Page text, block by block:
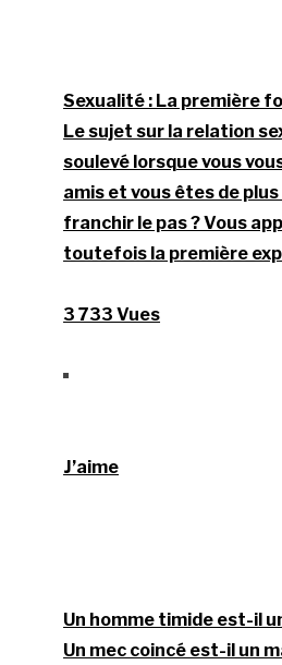
Sexualité : La première
Le sujet sur la relation
soulevé lorsque vous
amis et vous êtes de
franchir le pas ? Vous
toutefois la première
3 733 Vues
J’aime
Un homme timide est-il
Un mec coincé est-il un